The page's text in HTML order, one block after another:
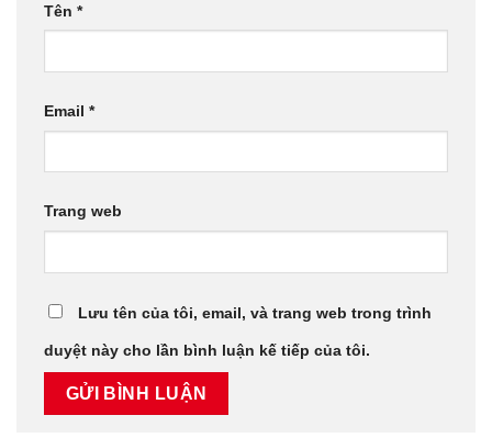
Tên *
Email *
Trang web
Lưu tên của tôi, email, và trang web trong trình
duyệt này cho lần bình luận kế tiếp của tôi.